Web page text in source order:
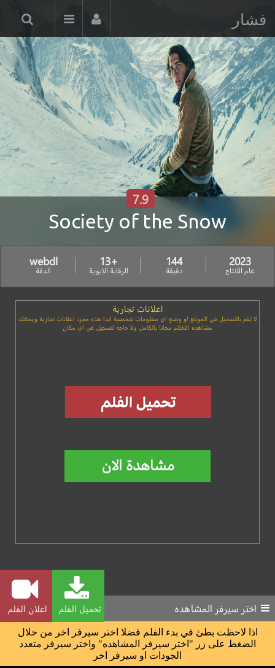
فشار
Society of the Snow
7.9
2023
عام الانتاج
144
دقيقة
+13
الرقابة الابوية
webdl
الدقة
اعلانات تجارية
لا تقم بالتسجيل في الموقع او وضع اي معلومات شخصية ابدا هذه مجرد اعلانات تجارية ويمكنك
مشاهده الافلام مجانا بالكامل ولا حاجه لتسجيل في اي مكان
تحميل الفلم اعلان الفلم اختر سيرفر المشاهده
اذا لاحظت بطئ في بدء الفلم فضلا اختر سيرفر اخر من خلال
الضغط على زر "اختر سيرفر المشاهده" واختر سيرفر متعدد
الجودات او سيرفر اخر